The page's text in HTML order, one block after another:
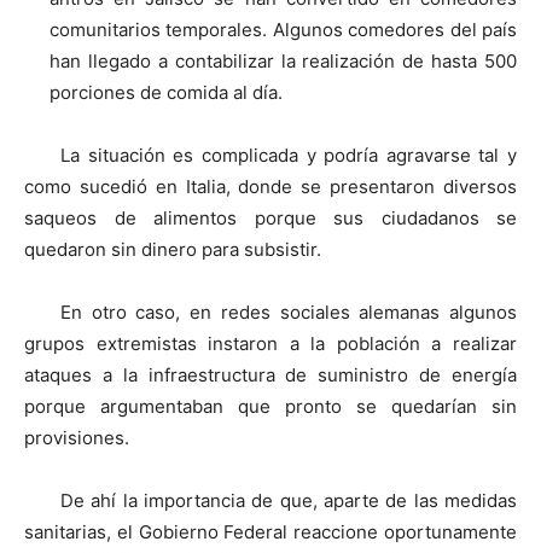
comunitarios temporales. Algunos comedores del país
han llegado a contabilizar la realización de hasta 500
porciones de comida al día.
La situación es complicada y podría agravarse tal y
como sucedió en Italia, donde se presentaron diversos
saqueos de alimentos porque sus ciudadanos se
quedaron sin dinero para subsistir.
En otro caso, en redes sociales alemanas algunos
grupos extremistas instaron a la población a realizar
ataques a la infraestructura de suministro de energía
porque argumentaban que pronto se quedarían sin
provisiones.
De ahí la importancia de que, aparte de las medidas
sanitarias, el Gobierno Federal reaccione oportunamente